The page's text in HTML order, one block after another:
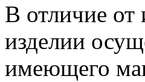
В отличие от
изделии
имеющего